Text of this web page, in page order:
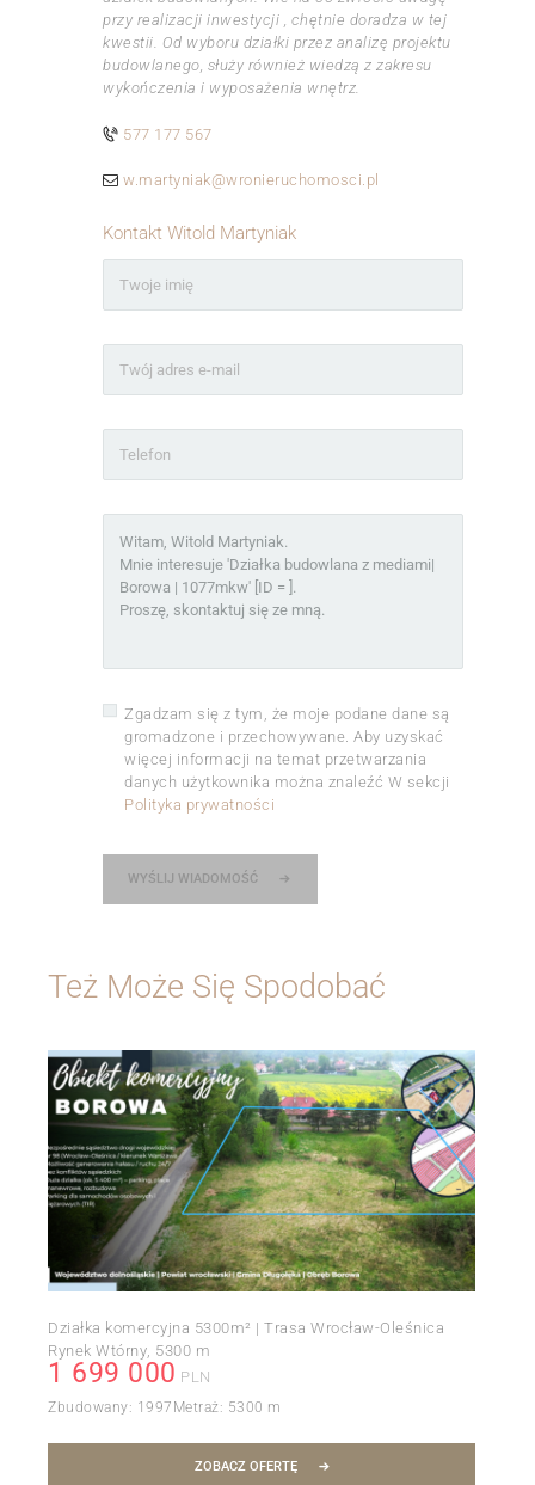
przy realizacji inwestycji , chętnie doradza w tej
kwestii. Od wyboru działki przez analizę projektu
budowlanego, służy również wiedzą z zakresu
wykończenia i wyposażenia wnętrz.
577 177 567
w.martyniak@wronieruchomosci.pl
Kontakt Witold Martyniak
Zgadzam się z tym, że moje podane dane są
gromadzone i przechowywane. Aby uzyskać
więcej informacji na temat przetwarzania
danych użytkownika można znaleźć W sekcji
Polityka prywatności
WYŚLIJ WIADOMOŚĆ
Też Może Się Spodobać
Działka komercyjna 5300m² | Trasa Wrocław-Oleśnica
Rynek Wtórny 5300 m
1 699 000 PLN
Zbudowany: 1997 Metraż: 5300 m
ZOBACZ OFERTĘ